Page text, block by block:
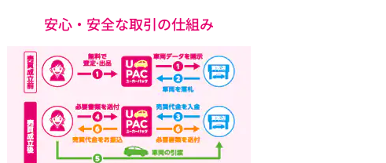
安心・安全な取引の仕組み